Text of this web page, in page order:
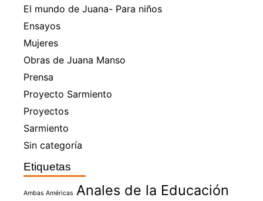
El mundo de Juana- Para niños
Ensayos
Mujeres
Obras de Juana Manso
Prensa
Proyecto Sarmiento
Proyectos
Sarmiento
Sin categoría
Etiquetas
Ambas Américas Anales de la Educación